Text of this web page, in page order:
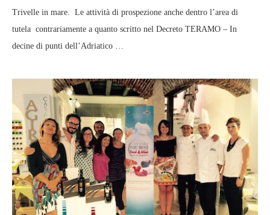
Trivelle in mare. Le attività di prospezione anche dentro l’area di
tutela contrariamente a quanto scritto nel Decreto TERAMO – In
decine di punti dell’Adriatico …